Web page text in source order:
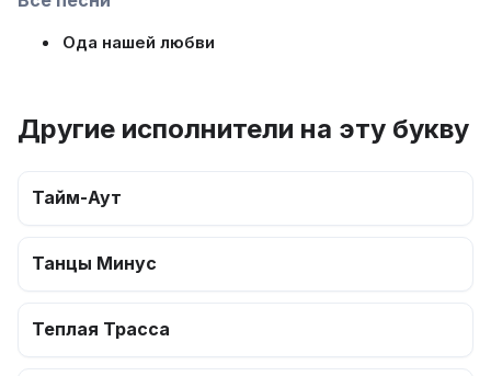
Ода нашей любви
Другие исполнители на эту букву
Тайм-Аут
Танцы Минус
Теплая Трасса